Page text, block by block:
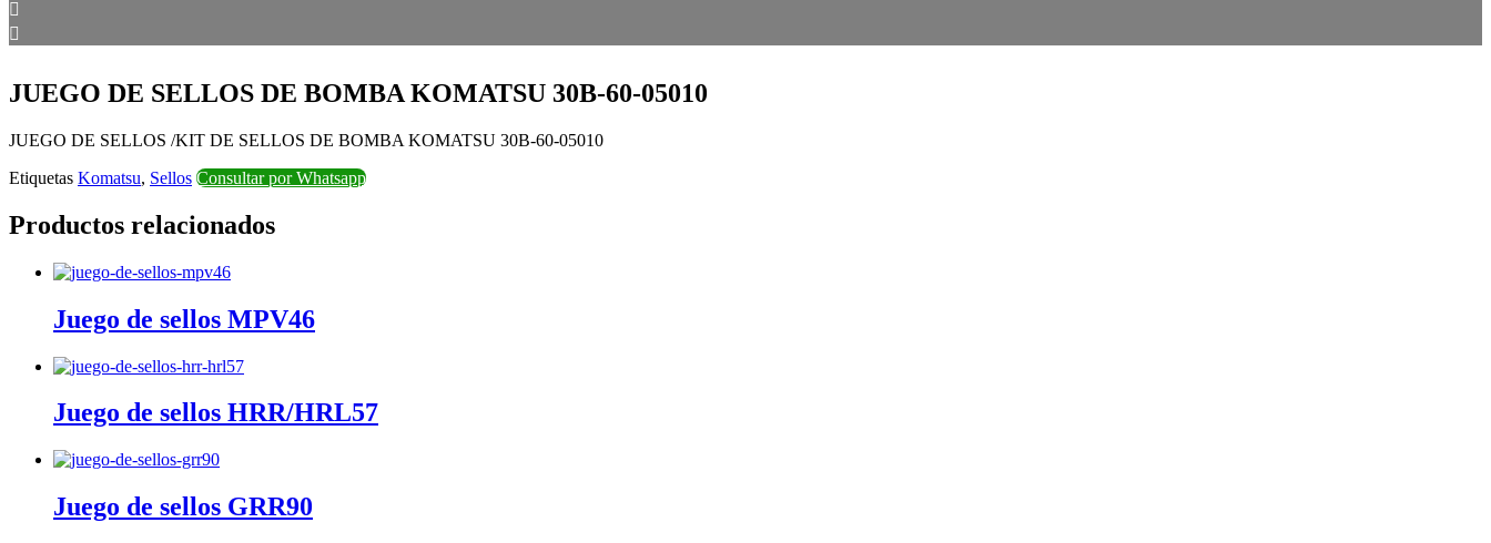
JUEGO DE SELLOS DE BOMBA KOMATSU 30B-60-05010
JUEGO DE SELLOS /KIT DE SELLOS DE BOMBA KOMATSU 30B-60-05010
Etiquetas Komatsu, Sellos Consultar por Whatsapp
Productos relacionados
Juego de sellos MPV46
Juego de sellos HRR/HRL57
Juego de sellos GRR90